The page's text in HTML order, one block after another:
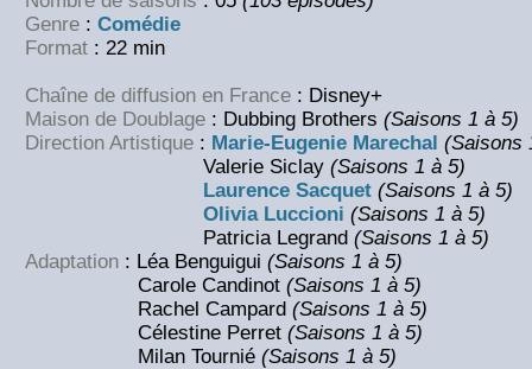
Genre : Comédie
Format : 22 min
Chaîne de diffusion en France : Disney+
Maison de Doublage : Dubbing Brothers (Saisons 1 à 5)
Direction Artistique : Marie-Eugenie Marechal (Saisons
Valerie Siclay (Saisons 1 à 5)
Laurence Sacquet (Saisons 1 à 5)
Olivia Luccioni (Saisons 1 à 5)
Patricia Legrand (Saisons 1 à 5)
Adaptation : Léa Benguigui (Saisons 1 à 5)
Carole Candinot (Saisons 1 à 5)
Rachel Campard (Saisons 1 à 5)
Célestine Perret (Saisons 1 à 5)
Milan Tournié (Saisons 1 à 5)